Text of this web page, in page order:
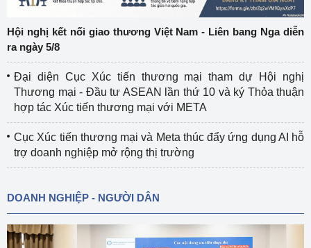
Hội nghị kết nối giao thương Việt Nam - Liên bang Nga diễn
ra ngày 5/8
Đại diện Cục Xúc tiến thương mại tham dự Hội nghị
Thương mại - Đầu tư ASEAN lần thứ 10 và ký Thỏa thuận
hợp tác Xúc tiến thương mại với META
Cục Xúc tiến thương mại và Meta thúc đẩy ứng dụng AI hỗ
trợ doanh nghiệp mở rộng thị trường
DOANH NGHIỆP - NGƯỜI DÂN